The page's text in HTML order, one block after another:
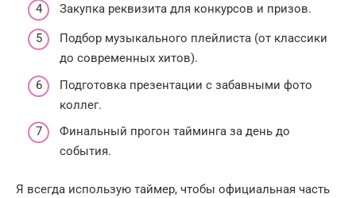
Закупка реквизита для конкурсов и призов.
Подбор музыкального плейлиста (от классики
до современных хитов).
Подготовка презентации с забавными фото
коллег.
Финальный прогон тайминга за день до
события.
Я всегда использую таймер, чтобы официальная часть